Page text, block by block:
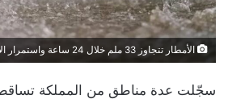
الأمطار تتجاوز 33 ملم خلال 24 ساعة واستمرار الاضطرابات الجوية
سجّلت عدة مناطق من المملكة